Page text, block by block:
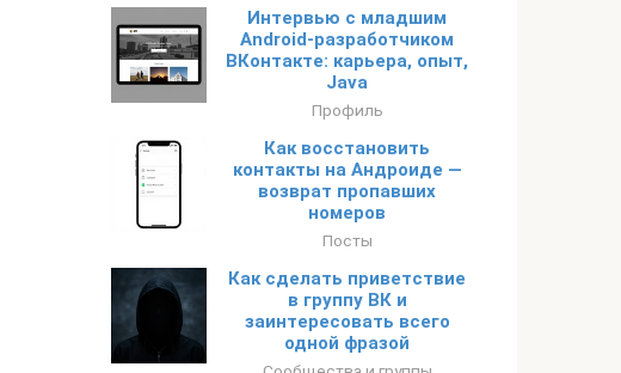
Интервью с младшим
Android-разработчиком
ВКонтакте: карьера, опыт,
Java
Профиль
Как восстановить
контакты на Андроиде —
возврат пропавших
номеров
Посты
Как сделать приветствие
в группу ВК и
заинтересовать всего
одной фразой